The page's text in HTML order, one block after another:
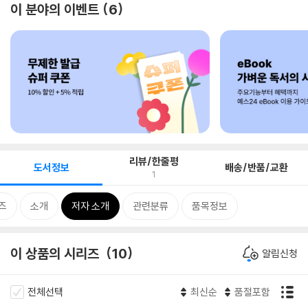
이 분야의 이벤트 6
도서정보 리뷰/한줄평
1 배송/반품/교환
소개 저자 소개 관련분류 품목정보
이 상품의 시리즈 10 알림신청
전체선택 최신순 품절포함